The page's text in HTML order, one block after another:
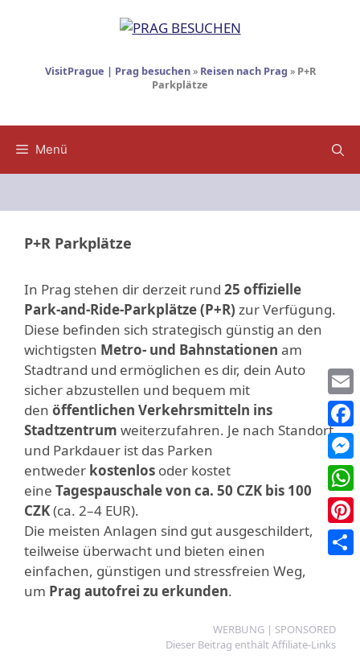
VisitPrague | Prag besuchen» Reisen nach Prag » P+R
Parkplätze
Menü
P+R Parkplätze
In Prag stehen dir derzeit rund 25 offizielle
Park-and-Ride-Parkplätze (P+R) zur Verfügung.
Diese befinden sich strategisch günstig an den
wichtigsten Metro- und Bahnstationen am
Stadtrand und ermöglichen es dir, dein Auto
sicher abzustellen und bequem mit
den öffentlichen Verkehrsmitteln ins
Stadtzentrum weiterzufahren. Je nach Standort
und Parkdauer ist das Parken
entweder kostenlos oder kostet
eine Tagespauschale von ca. 50 CZK bis 100
CZK(ca. 2–4 EUR).
Die meisten Anlagen sind gut ausgeschildert,
teilweise überwacht und bieten einen
einfachen, günstigen und stressfreien Weg,
um Prag autofrei zu erkunden.
WERBUNG | SPONSORED
Dieser Beitrag enthält Affiliate-Links